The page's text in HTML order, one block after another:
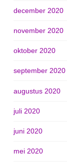
december 2020
november 2020
oktober 2020
september 2020
augustus 2020
juli 2020
juni 2020
mei 2020